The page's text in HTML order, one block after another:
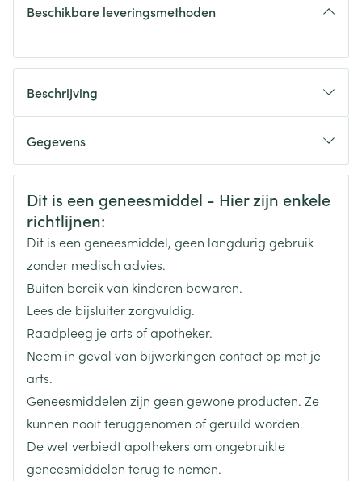
Beschikbare leveringsmethoden
Beschrijving
Gegevens
CNK
3107703
Organisaties
Merken Boiron
Breedte 15 mm
Lengte 68 mm
Diepte 15 mm
Hoeveelheid
Verpakking
4
Veiligheidsinformatie
Dit is een geneesmiddel - Hier zijn enkele
richtlijnen:
Dit is een geneesmiddel, geen langdurig gebruik
zonder medisch advies.
Buiten bereik van kinderen bewaren.
Lees de bijsluiter zorgvuldig.
Raadpleeg je arts of apotheker.
Neem in geval van bijwerkingen contact op met je
arts.
Geneesmiddelen zijn geen gewone producten. Ze
kunnen nooit teruggenomen of geruild worden.
De wet verbiedt apothekers om ongebruikte
geneesmiddelen terug te nemen.